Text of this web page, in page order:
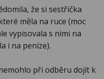
že si sestřička
měla na ruce (moc
vypisovala s nimi na
i na peníze).
při odběru dojít k